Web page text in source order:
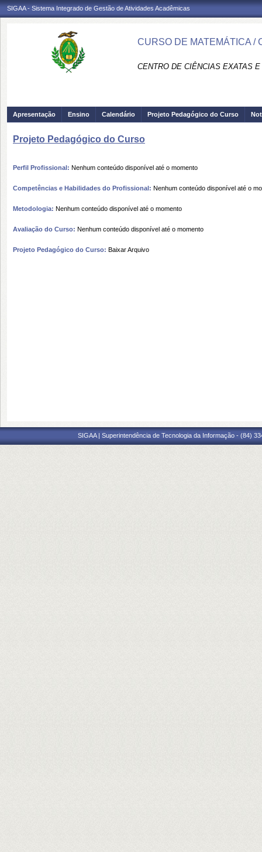
SIGAA - Sistema Integrado de Gestão de Atividades Acadêmicas
CURSO DE MATEMÁTICA /
CENTRO DE CIÊNCIAS EXATAS
Apresentação Ensino Calendário Projeto Pedagógico do Curso
Projeto Pedagógico do Curso
Perfil Profissional: Nenhum conteúdo disponível até o momento
Competências e Habilidades do Profissional: Nenhum conteúdo disponível até o
Metodologia: Nenhum conteúdo disponível até o momento
Avaliação do Curso: Nenhum conteúdo disponível até o momento
Projeto Pedagógico do Curso: Baixar Arquivo
SIGAA | Superintendência de Tecnologia da Informação - (84)